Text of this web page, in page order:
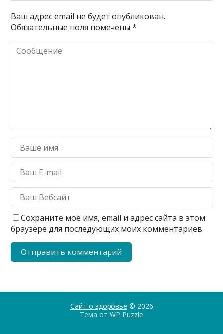
Ваш адрес email не будет опубликован.
Обязательные поля помечены*
Сохраните моё имя, email и адрес сайта в этом
браузере для последующих моих комментариев
Сайт о здоровье © 2026
Тема от WP Puzzle